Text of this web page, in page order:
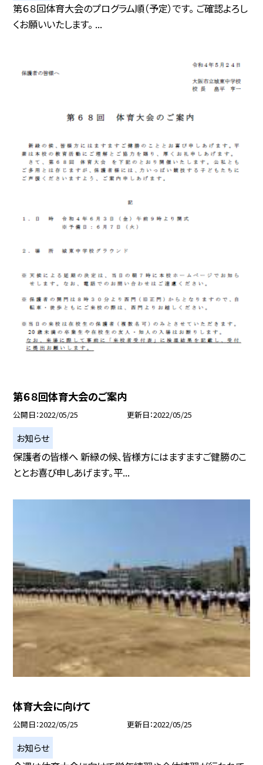
第６８回体育大会のプログラム順（予定）です。 ご確認よろし
くお願いいたします。 ...
第６８回体育大会のご案内
公開日 2022/05/25 更新日 2022/05/25
お知らせ
保護者の皆様へ 新緑の候、皆様方にはますますご健勝のこ
ととお喜び申しあげます。平...
体育大会に向けて
公開日 2022/05/25 更新日 2022/05/25
お知らせ